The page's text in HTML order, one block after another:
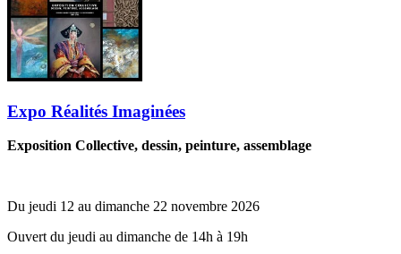
Expo Réalités Imaginées
Exposition Collective, dessin, peinture, assemblage
Du jeudi 12 au dimanche 22 novembre 2026
Ouvert du jeudi au dimanche de 14h à 19h